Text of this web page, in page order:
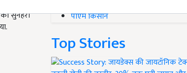
सुनहरा
पीएम किसान
Top Stories